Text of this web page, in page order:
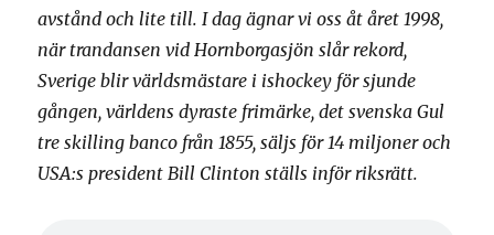
avstånd och lite till. I dag ägnar vi oss åt året 1998,
när trandansen vid Hornborgasjön slår rekord,
Sverige blir världsmästare i ishockey för sjunde
gången, världens dyraste frimärke, det svenska Gul
tre skilling banco från 1855, säljs för 14 miljoner och
USA:s president Bill Clinton ställs inför riksrätt.